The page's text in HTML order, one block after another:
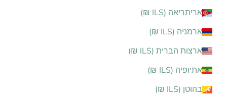
אריתריאה (ILS ₪)
ארמניה (ILS ₪)
ארצות הברית (ILS ₪)
אתיופיה (ILS ₪)
בהוטן (ILS ₪)